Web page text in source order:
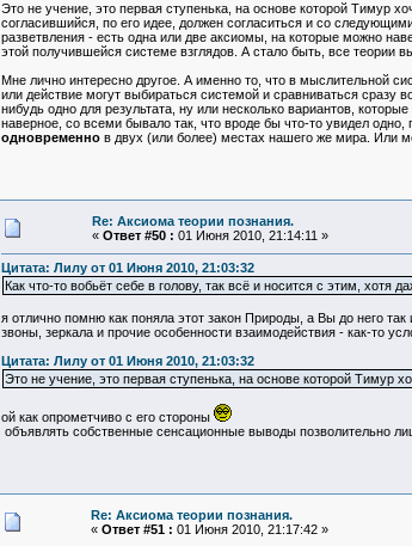
Это не учение, это первая ступенька, на основе которой Тимур
согласившийся, по его идее, должен согласиться и со
разветвления - есть одна или две аксиомы, на которые можно
этой получившейся системе взглядов. А стало быть, все теории
Мне лично интересно другое. А именно то, что в мыслительной
или действие могут выбираться системой и сравниваться сразу
нибудь одно для результата, ну или несколько вариантов,
наверное, со всеми бывало так, что вроде бы что-то увидел
одновременнов двух (или более) местах нашего же мира. Или
Re: Аксиома теории познания.
« Ответ #50 : 01 Июня 2010, 21:14:11 »
Цитата: Лилу от 01 Июня 2010, 21:03:32
Как что-то вобьёт себе в голову, так всё и носится с этим, хотя
я отлично помню как поняла этот закон Природы, а Вы до него
звоны, зеркала и прочие особенности взаимодействия - как-то
Цитата: Лилу от 01 Июня 2010, 21:03:32
Это не учение, это первая ступенька, на основе которой Тимур
ой как опрометчиво с его стороны
объявлять собственные сенсационные выводы позволительно
Re: Аксиома теории познания.
« Ответ #51 : 01 Июня 2010, 21:17:42 »